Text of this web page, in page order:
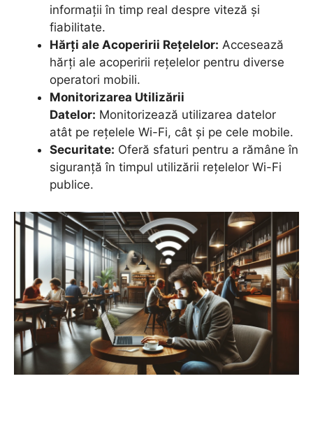
informații în timp real despre viteză și
fiabilitate.
Hărți ale Acoperirii Rețelelor: Accesează
hărți ale acoperirii rețelelor pentru diverse
operatori mobili.
Monitorizarea Utilizării
Datelor: Monitorizează utilizarea datelor
atât pe rețelele Wi-Fi, cât și pe cele mobile.
Securitate: Oferă sfaturi pentru a rămâne în
siguranță în timpul utilizării rețelelor Wi-Fi
publice.